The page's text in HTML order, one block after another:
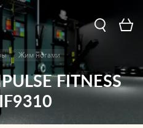
Жим ногами
FITNESS